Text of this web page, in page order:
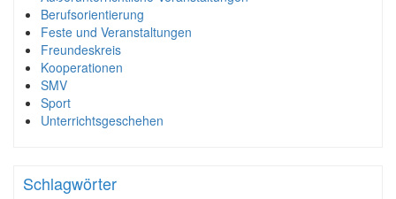
Berufsorientierung
Feste und Veranstaltungen
Freundeskreis
Kooperationen
SMV
Sport
Unterrichtsgeschehen
Schlagwörter